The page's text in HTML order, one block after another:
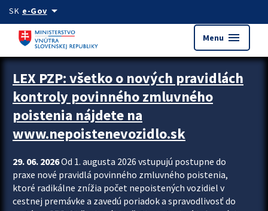
Preskocit na hlavný obsah
SK e-Govarrow_drop_down
Menu menu
Zastavit automatický posun upútavok
LEX PZP: všetko o nových pravidlách
kontroly povinného zmluvného
poistenia nájdete na
www.nepoistenevozidlo.sk
29. 06. 2026Od 1. augusta 2026 vstupujú postupne do
praxe nové pravidlá povinného zmluvného poistenia,
ktoré radikálne znížia počet nepoistených vozidiel v
cestnej premávke a zavedú poriadok a spravodlivosť do